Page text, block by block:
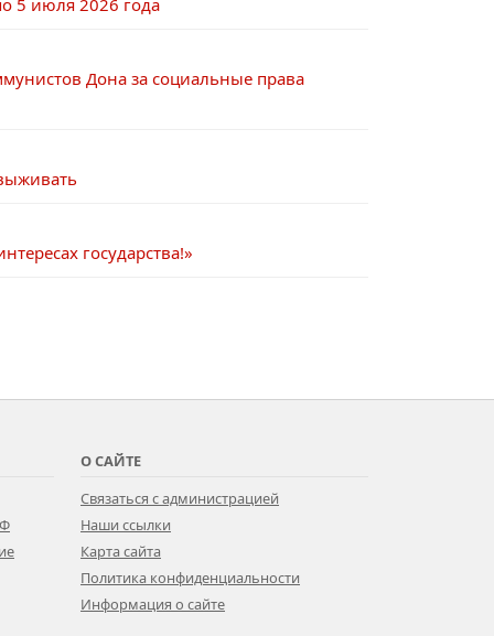
5 июля 2026 года
Дона за социальные права
государства!»
О САЙТЕ
Связаться с администрацией
Наши ссылки
Карта сайта
Политика конфиденциальности
Информация о сайте